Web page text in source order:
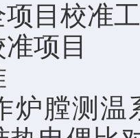
项目校准
准项目
炉膛测